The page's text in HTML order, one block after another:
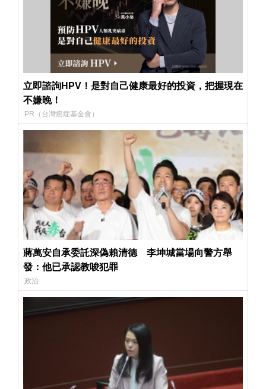
立即諮詢HPV！是對自己健康最好的投資，把握現在
不嫌晚！
PR（台灣癌症基金會）
蔣萬安自承委託深偽賴清德 李坤城當場向警方舉
發：他已承認教唆犯罪
政治